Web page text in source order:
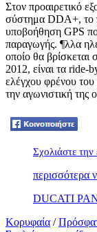
Στον προαιρετικό
σύστημα DDA+, το
υποβοήθηση GPS
παραγωγής. ¶λλα
οποίο θα βρίσκεται
2012, είναι τα
ελέγχου φρένου
την αγωνιστική της
Tweet
Σχολιάστε την
περισσότερα
DUCATI
Κορυφαία /